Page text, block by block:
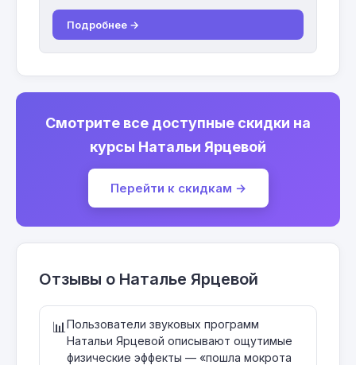
Подробнее →
Смотрите все доступные скидки на
курсы Натальи Ярцевой
Перейти к скидкам →
Отзывы о Наталье Ярцевой
📊 Пользователи звуковых программ
Натальи Ярцевой описывают ощутимые
физические эффекты — «пошла мокрота